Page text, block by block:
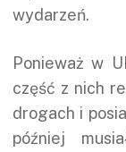
wydarzeń.
Ponieważ w
część z nich
drogach i
później